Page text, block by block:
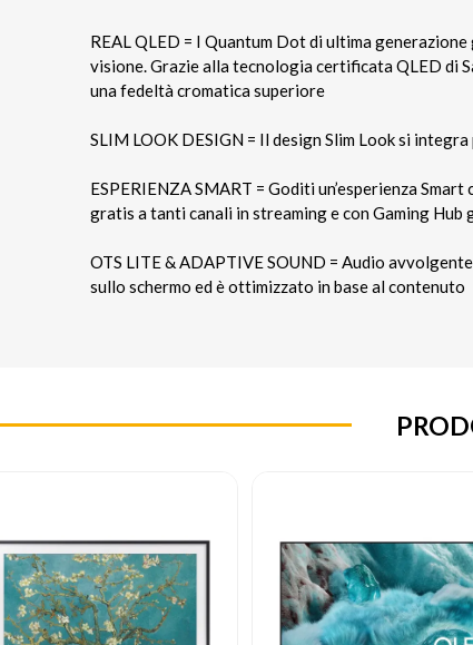
REAL QLED = I Quantum Dot di ultima
visione. Grazie alla tecnologia certificata QLED di
una fedeltà cromatica superiore
SLIM LOOK DESIGN = Il design Slim Look si
ESPERIENZA SMART = Goditi un’esperienza
gratis a tanti canali in streaming e con Gaming Hub
OTS LITE & ADAPTIVE SOUND = Audio
sullo schermo ed è ottimizzato in base al contenuto